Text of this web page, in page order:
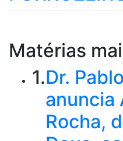
Matérias
1.Dr.
anuncia
Rocha,